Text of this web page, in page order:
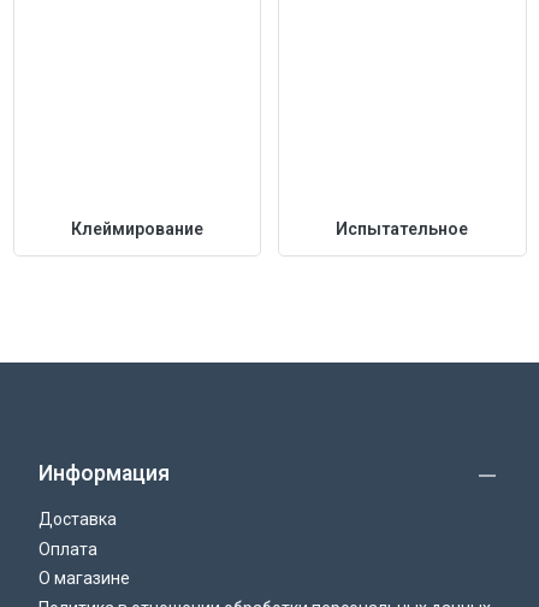
Клеймирование Испытательное
Информация
Доставка
Оплата
О магазине